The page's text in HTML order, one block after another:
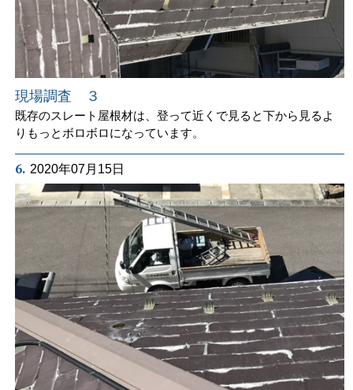
現場調査 ３
既存のスレート屋根材は、登って近くで見ると下から見るよ
りもっとボロボロになっています。
6. 2020年07月15日